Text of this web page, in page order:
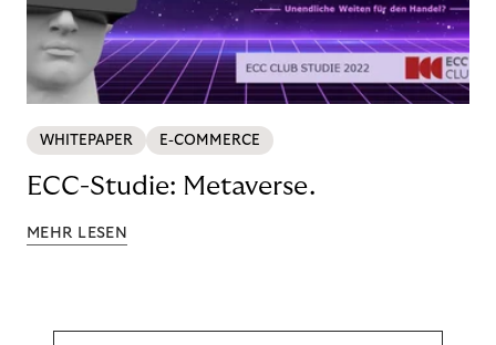
WHITEPAPER E-COMMERCE
ECC-Studie: Metaverse.
MEHR LESEN